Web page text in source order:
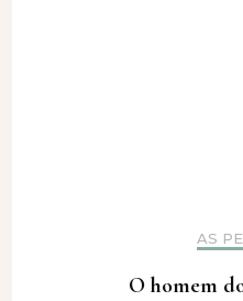
AS
O homem